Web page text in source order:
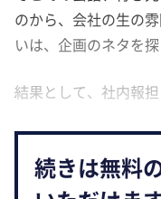
のから、会社の生の
いは、企画のネタを探
結果として、社内報
続きは無料